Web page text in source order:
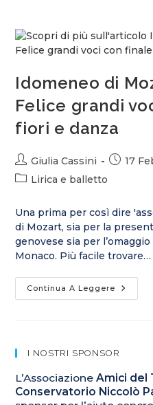
Idomeneo di
Felice grandi
fiori e danza
Giulia Cassini
17
Lirica e balletto
Una prima per così dire
di Mozart, sia per la
genovese sia per
Monaco. Più facile trovare…
Continua A Leggere
I NOSTRI SPONSOR
L’AssociazioneAmici del
Conservatorio Niccolò